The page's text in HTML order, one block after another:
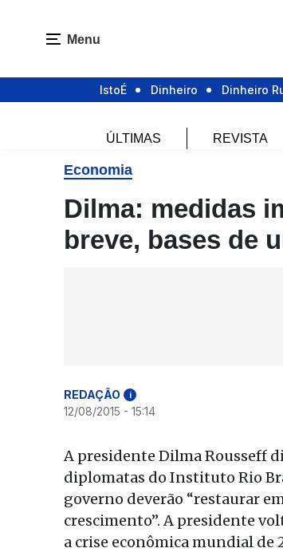
Menu
IstoÉ Dinheiro Dinheiro
ÚLTIMAS REVISTA
Economia
Dilma: medidas
breve, bases de
REDAÇÃO i
12/08/2015 - 15:14
A presidente Dilma Rousseff
diplomatas do Instituto Rio
governo deverão “restaurar
crescimento”. A presidente
a crise econômica mundial de